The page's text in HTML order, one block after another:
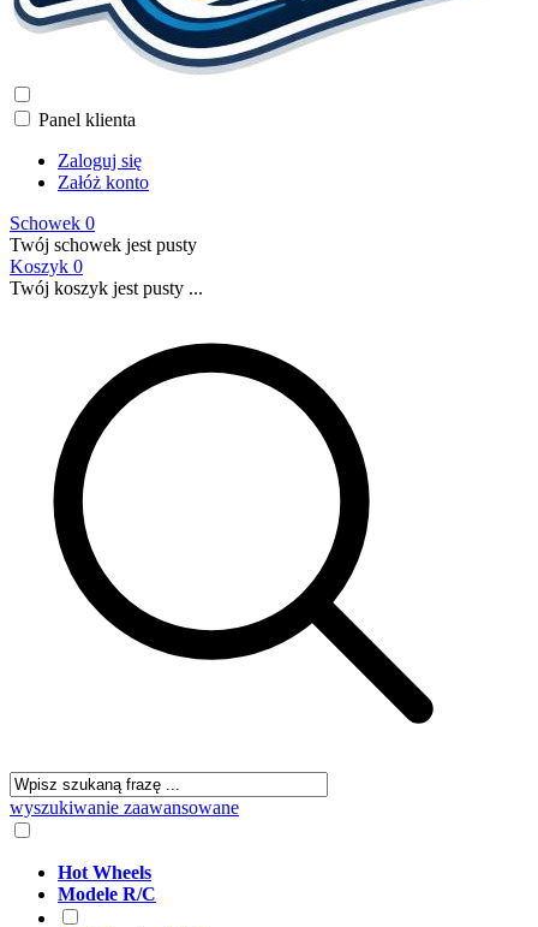
Panel klienta
Zaloguj się
Załóż konto
Schowek 0
Twój schowek jest pusty
Koszyk 0
Twój koszyk jest pusty ...
wyszukiwanie zaawansowane
Hot Wheels
Modele R/C